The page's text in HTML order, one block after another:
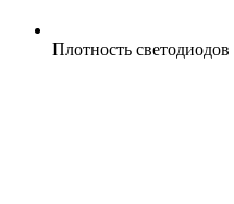
Плотность светодиодов